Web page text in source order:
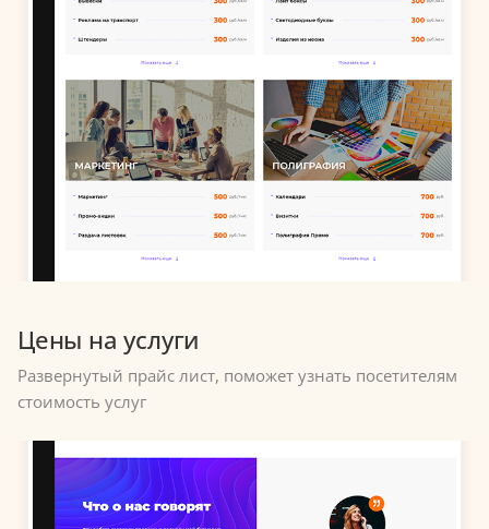
Цены на услуги
Развернутый прайс лист, поможет узнать посетителям
стоимость услуг